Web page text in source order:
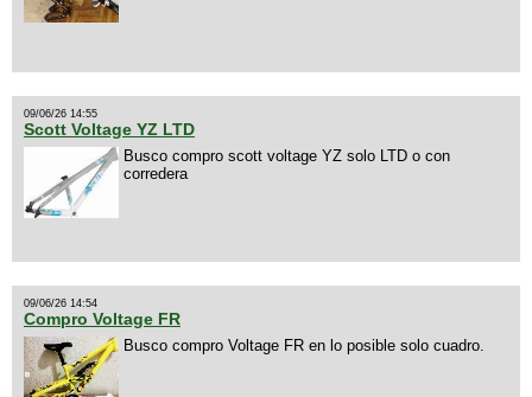
09/06/26 14:55
Scott Voltage YZ LTD
Busco compro scott voltage YZ solo LTD o con
corredera
09/06/26 14:54
Compro Voltage FR
Busco compro Voltage FR en lo posible solo cuadro.